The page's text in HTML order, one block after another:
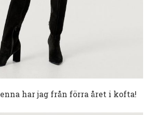
har jag från förra året i kofta!